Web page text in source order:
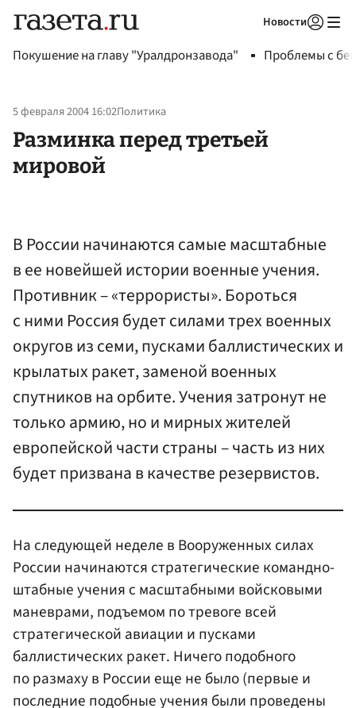
Новости
Покушение на главу "Уралдронзавода" Проблемы с
5 февраля 2004 16:02Политика
Разминка перед третьей
мировой
В России начинаются самые масштабные
в ее новейшей истории военные учения.
Противник – «террористы». Бороться
с ними Россия будет силами трех военных
округов из семи, пусками баллистических и
крылатых ракет, заменой военных
спутников на орбите. Учения затронут не
только армию, но и мирных жителей
европейской части страны – часть из них
будет призвана в качестве резервистов.
На следующей неделе в Вооруженных силах
России начинаются стратегические командно-
штабные учения с масштабными войсковыми
маневрами, подъемом по тревоге всей
стратегической авиации и пусками
баллистических ракет. Ничего подобного
по размаху в России еще не было (первые и
последние подобные учения были проведены